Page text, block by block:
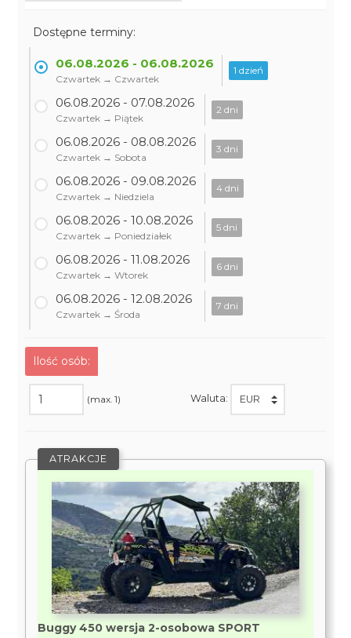
Dostępne terminy:
06.08.2026 - 06.08.2026
Czwartek → Czwartek
1 dzień
06.08.2026 - 07.08.2026
Czwartek → Piątek
2 dni
06.08.2026 - 08.08.2026
Czwartek → Sobota
3 dni
06.08.2026 - 09.08.2026
Czwartek → Niedziela
4 dni
06.08.2026 - 10.08.2026
Czwartek → Poniedziałek
5 dni
06.08.2026 - 11.08.2026
Czwartek → Wtorek
6 dni
06.08.2026 - 12.08.2026
Czwartek → Środa
7 dni
Ilość osób:
(max. 1) Waluta:
ATRAKCJE
Buggy 450 wersja 2-osobowa SPORT